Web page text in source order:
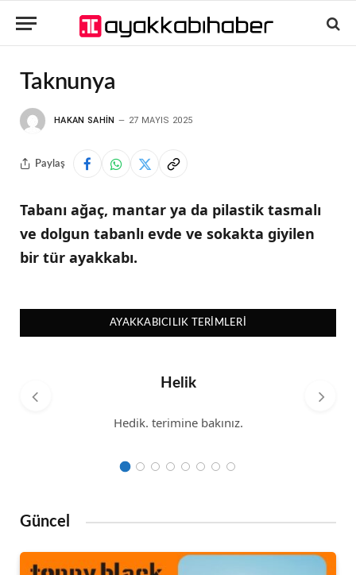
Taknunya
HAKAN SAHIN 27 MAYIS 2025
Paylaş
Tabanı ağaç, mantar ya da pilastik tasmalı
ve dolgun tabanlı evde ve sokakta giyilen
bir tür ayakkabı.
AYAKKABICILIK TERIMLERI
Helik
Hedik. terimine bakınız.
Güncel